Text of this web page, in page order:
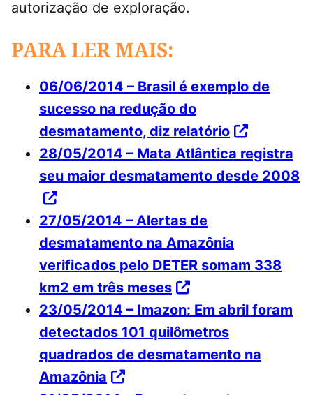
autorização de exploração.
PARA LER MAIS:
06/06/2014 – Brasil é exemplo de
sucesso na redução do
desmatamento, diz relatório
28/05/2014 – Mata Atlântica registra
seu maior desmatamento desde 2008
27/05/2014 – Alertas de
desmatamento na Amazônia
verificados pelo DETER somam 338
km2 em três meses
23/05/2014 – Imazon: Em abril foram
detectados 101 quilômetros
quadrados de desmatamento na
Amazônia